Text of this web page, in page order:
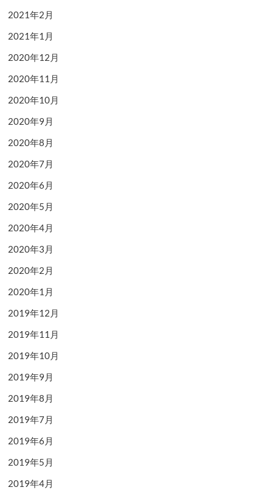
2021年2月
2021年1月
2020年12月
2020年11月
2020年10月
2020年9月
2020年8月
2020年7月
2020年6月
2020年5月
2020年4月
2020年3月
2020年2月
2020年1月
2019年12月
2019年11月
2019年10月
2019年9月
2019年8月
2019年7月
2019年6月
2019年5月
2019年4月